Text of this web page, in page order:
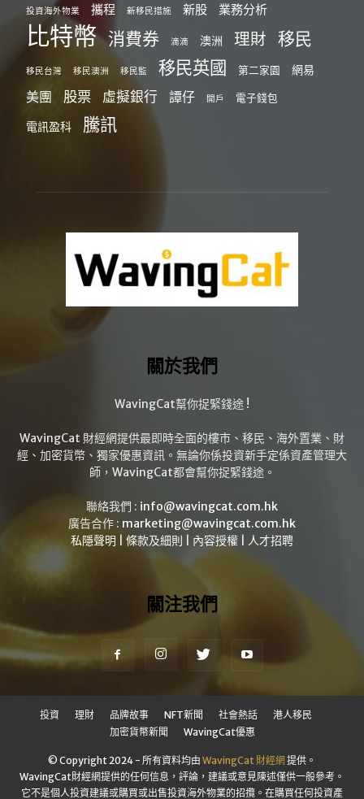
投資海外物業 攜程 新移民措施 新股 業務分析
比特幣 消費券 滴滴 澳洲 理財 移民
移民台灣 移民澳洲 移民監 移民英國 第二家園 網易
美團 股票 虛擬銀行 譚仔 開戶 電子錢包
電訊盈科 騰訊
關於我們
WavingCat幫你捉緊錢途 !
WavingCat 財經網提供最即時全面的樓市、移民、海外置業、財
經、加密貨幣、獨家優惠資訊。無論你係投資新手定係資產管理大
師，WavingCat都會幫你捉緊錢途。
聯絡我們 : info@wavingcat.com.hk
廣告合作 : marketing@wavingcat.com.hk
私隱聲明
條款及細則 內容授權 人才招聘
關注我們
投資 理財 品牌故事 NFT新聞 社會熱話
港人移民
加密貨幣新聞
WavingCat優惠
© Copyright 2024 - 所有資料均由 WavingCat 財經網提供。
WavingCat財經網提供的任何信息，評論，建議或意見陳述僅供一般參考。
它不是個人投資建議或購買或出售投資海外物業的招攬。在購買任何投資產